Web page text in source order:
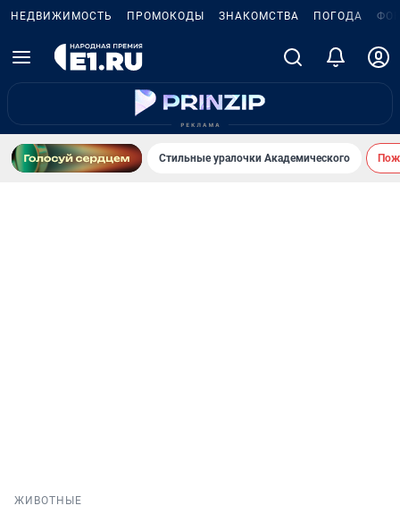
НЕДВИЖИМОСТЬ ПРОМОКОДЫ ЗНАКОМСТВА ПОГОДА
Стильные уралочки Академического
ЖИВОТНЫЕ